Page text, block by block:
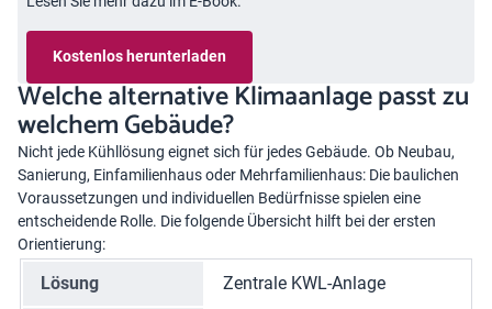
Kostenlos herunterladen
Welche alternative Klimaanlage passt zu
welchem Gebäude?
Nicht jede Kühllösung eignet sich für jedes Gebäude. Ob Neubau,
Sanierung, Einfamilienhaus oder Mehrfamilienhaus: Die baulichen
Voraussetzungen und individuellen Bedürfnisse spielen eine
entscheidende Rolle. Die folgende Übersicht hilft bei der ersten
Orientierung:
Lösung Zentrale KWL-Anlage